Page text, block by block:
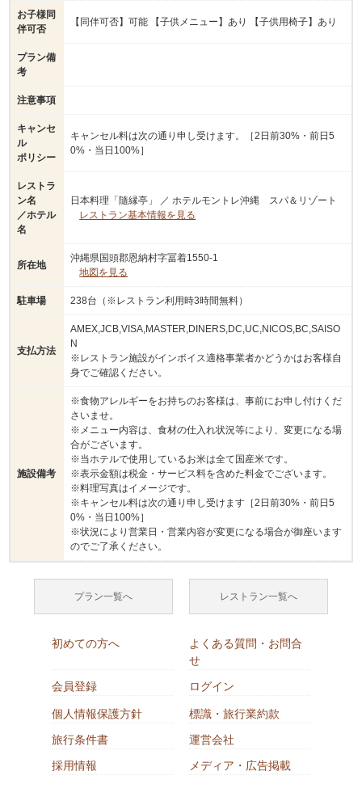
お子様同
伴可否
【同伴可否】可能 【子供メニュー】あり 【子供用椅子】あり
プラン備
考
注意事項
キャンセ
ル
ポリシー
キャンセル料は次の通り申し受けます。［2日前30%・前日5
0%・当日100%］
レストラ
ン名
／ホテル
名
日本料理「隨縁亭」 ／ ホテルモントレ沖縄 スパ＆リゾート
レストラン基本情報を見る
所在地
沖縄県国頭郡恩納村字冨着1550-1
地図を見る
駐車場 238台（※レストラン利用時3時間無料）
支払方法
AMEX,JCB,VISA,MASTER,DINERS,DC,UC,NICOS,BC,SAISO
N
※レストラン施設がインボイス適格事業者かどうかはお客様自
身でご確認ください。
施設備考
※食物アレルギーをお持ちのお客様は、事前にお申し付けくだ
さいませ。
※メニュー内容は、食材の仕入れ状況等により、変更になる場
合がございます。
※当ホテルで使用しているお米は全て国産米です。
※表示金額は税金・サービス料を含めた料金でございます。
※料理写真はイメージです。
※キャンセル料は次の通り申し受けます［2日前30%・前日5
0%・当日100%］
※状況により営業日・営業内容が変更になる場合が御座います
のでご了承ください。
プラン一覧へ レストラン一覧へ
初めての方へ
よくある質問・お問合
せ
会員登録
ログイン
個人情報保護方針
標識・旅行業約款
旅行条件書
運営会社
採用情報
メディア・広告掲載